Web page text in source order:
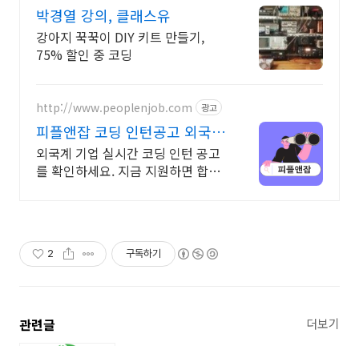
박경열 강의, 클래스유
강아지 꾹꾹이 DIY 키트 만들기,
75% 할인 중 코딩
http://www.peoplenjob.com 광고
피플앤잡 코딩 인턴공고 외국
계 1000대기업
외국계 기업 실시간 코딩 인턴 공고
를 확인하세요. 지금 지원하면 합격
2 구독하기
관련글 더보기